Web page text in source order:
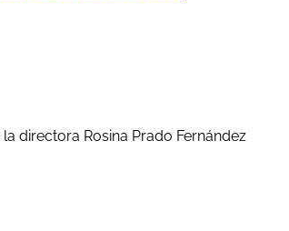
directora Rosina Prado Fernández